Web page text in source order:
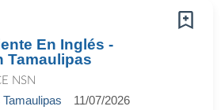
En Inglés -
Tamaulipas
NSN
Tamaulipas 11/07/2026